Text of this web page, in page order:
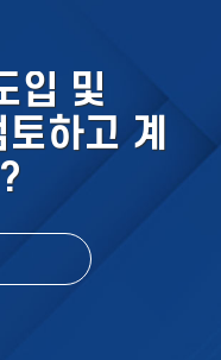
입 및
하고 계